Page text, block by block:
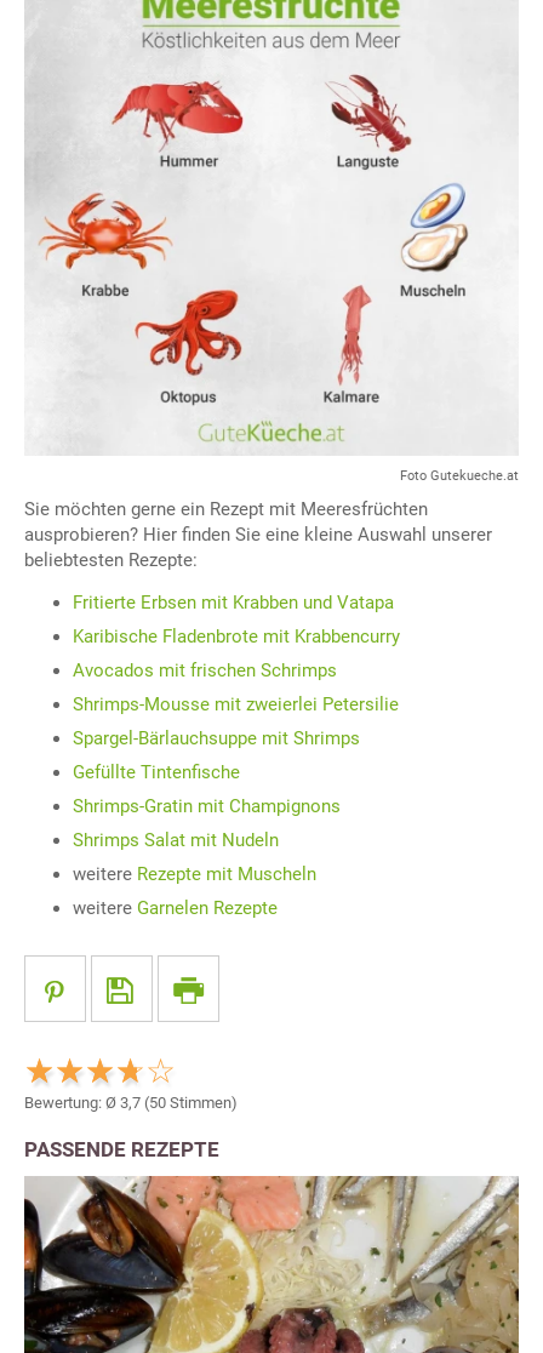
Foto Gutekueche.at
Sie möchten gerne ein Rezept mit Meeresfrüchten
ausprobieren? Hier finden Sie eine kleine Auswahl unserer
beliebtesten Rezepte:
Fritierte Erbsen mit Krabben und Vatapa
Karibische Fladenbrote mit Krabbencurry
Avocados mit frischen Schrimps
Shrimps-Mousse mit zweierlei Petersilie
Spargel-Bärlauchsuppe mit Shrimps
Gefüllte Tintenfische
Shrimps-Gratin mit Champignons
Shrimps Salat mit Nudeln
weitere Rezepte mit Muscheln
weitere Garnelen Rezepte
Bewertung: Ø 3,7 (50 Stimmen)
PASSENDE REZEPTE